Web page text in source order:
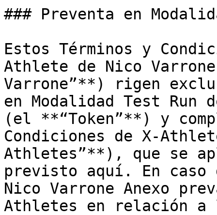
### Preventa en
Estos Términos y
Athlete de Nico
Varrone”**) rigen
en Modalidad Test Run
(el **“Token”**) y
Condiciones de X-
Athletes”**), que se
previsto aquí. En
Nico Varrone Anexo
Athletes en relación a